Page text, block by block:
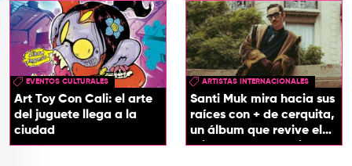
EVENTOS CULTURALES
Art Toy Con Cali: el arte
del juguete llega a la
ciudad
ARTISTAS INTERNACIONALES
Santi Muk mira hacia sus
raíces con + de cerquita,
un álbum que revive el
origen de sus canciones